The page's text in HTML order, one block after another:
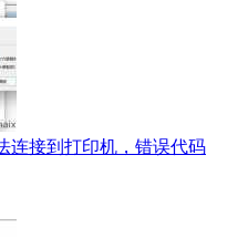
连接到打印机，错误代码